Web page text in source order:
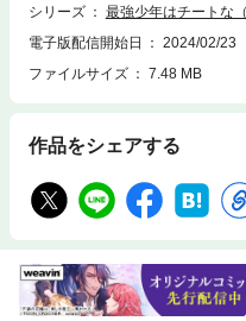
になりました。見どころ？この
ん！！とりあえず、自分から言
んだ人間が決めてくれ。以上！！
シリーズ
最強少年はチートな
電子版配信開始日
2024/02/23
ファイルサイズ
7.48 MB
作品をシェアする